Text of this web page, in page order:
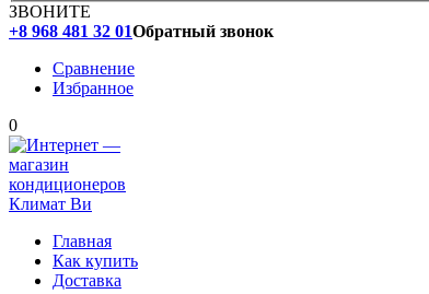
ЗВОНИТЕ
+8 968 481 32 01Обратный звонок
Сравнение
Избранное
0
Главная
Как купить
Доставка